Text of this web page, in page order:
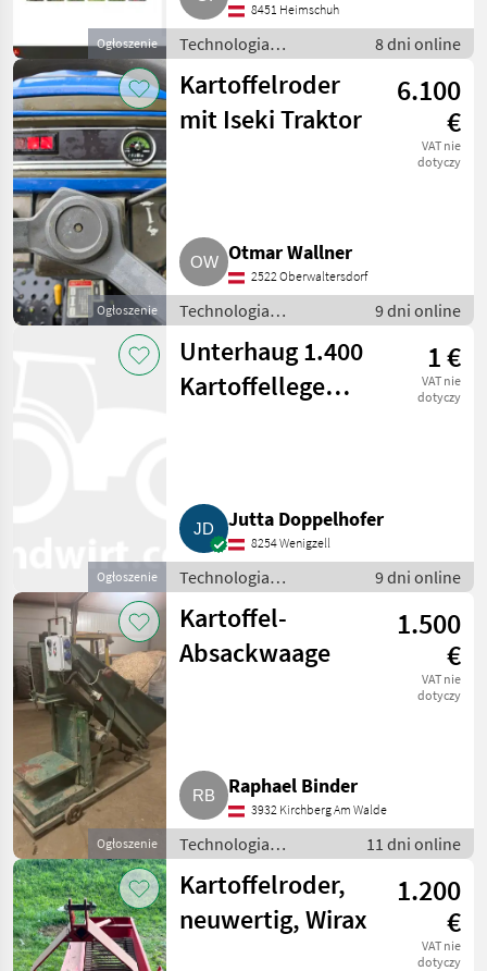
Ogłoszenie
8451 Heimschuh
Technologia
ziemniaczana / Inne
rozwiązania
technologiczne dla
ziemniaków
8 dni online
Ogłoszenie
Kartoffelroder
mit Iseki Traktor
6.100
€
VAT nie
dotyczy
Otmar Wallner
2522 Oberwaltersdorf
Technologia
ziemniaczana / Inne
rozwiązania
technologiczne dla
ziemniaków
9 dni online
Ogłoszenie
Unterhaug 1.400
Kartoffellegemaschine
1 €
VAT nie
dotyczy
Jutta Doppelhofer
8254 Wenigzell
Technologia
ziemniaczana / Inne
rozwiązania
technologiczne dla
ziemniaków
9 dni online
Ogłoszenie
Kartoffel-
Absackwaage
1.500
€
VAT nie
dotyczy
Raphael Binder
3932 Kirchberg Am Walde
Technologia
ziemniaczana / Inne
rozwiązania
technologiczne dla
ziemniaków
11 dni online
Kartoffelroder,
neuwertig, Wirax
1.200
€
VAT nie
dotyczy